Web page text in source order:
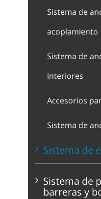
Sistema de
acoplamiento
Sistema de
interiores
Accesorios
Sistema de
Sistema de
Sistema de
barreras y